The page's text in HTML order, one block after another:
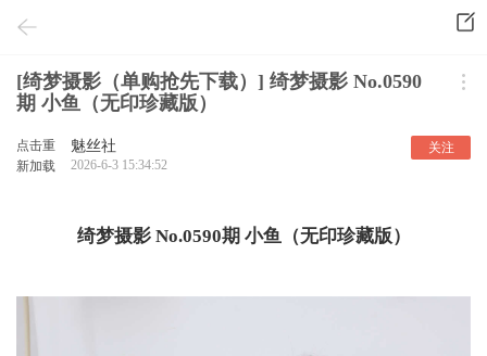
[绮梦摄影（单购抢先下载）] 绮梦摄影 No.0590
期 小鱼（无印珍藏版）
点击重
新加载
魅丝社
2026-6-3 15:34:52
关注
绮梦摄影 No.0590期 小鱼（无印珍藏版）